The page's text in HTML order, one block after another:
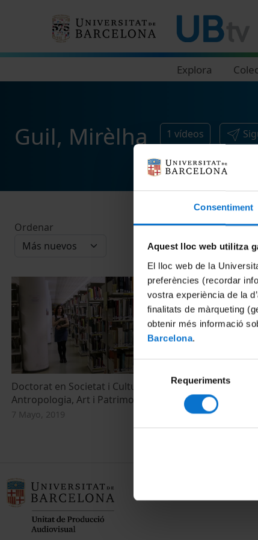
Consentiment
Aquest lloc web utilitza
El lloc web de la
preferències (recordar
vostra experiència de la
finalitats de màrqueting
obtenir més informació
Barcelona.
Selecció
consentiment
Requeriments
Explora
Guil, Mirèlha 1 vídeos
Ordenar
Doctorat en Societat i Cultura: Història,
Antropologia, Art i Patrimoni
7 Mayo, 2019